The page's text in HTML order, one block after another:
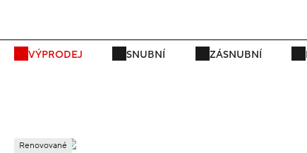
VÝPRODEJ SNUBNÍ ZÁSNUBNÍ
Renovované